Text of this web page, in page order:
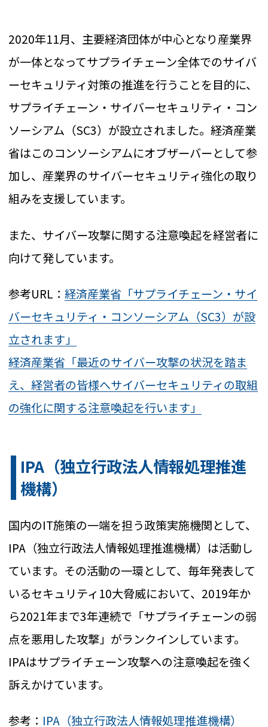
2020年11月、主要経済団体が中心となり産業界
が一体となってサプライチェーン全体でのサイバ
ーセキュリティ対策の推進を行うことを目的に、
サプライチェーン・サイバーセキュリティ・コン
ソーシアム（SC3）が設立されました。経済産業
省はこのコンソーシアムにオブザーバーとして参
加し、産業界のサイバーセキュリティ強化の取り
組みを支援しています。
また、サイバー攻撃に関する注意喚起を経営者に
向けて発しています。
参考URL：経済産業省「サプライチェーン・サイ
バーセキュリティ・コンソーシアム（SC3）が設
立されます」
経済産業省「最近のサイバー攻撃の状況を踏ま
え、経営者の皆様へサイバーセキュリティの取組
の強化に関する注意喚起を行います」
IPA（独立行政法人情報処理推進
機構）
国内のIT施策の一端を担う政策実施機関として、
IPA（独立行政法人情報処理推進機構）は活動し
ています。その活動の一環として、毎年発表して
いるセキュリティ10大脅威において、2019年か
ら2021年まで3年連続で「サプライチェーンの弱
点を悪用した攻撃」がランクインしています。
IPAはサプライチェーン攻撃への注意喚起を強く
訴えかけています。
参考： IPA（独立行政法人情報処理推進機構）